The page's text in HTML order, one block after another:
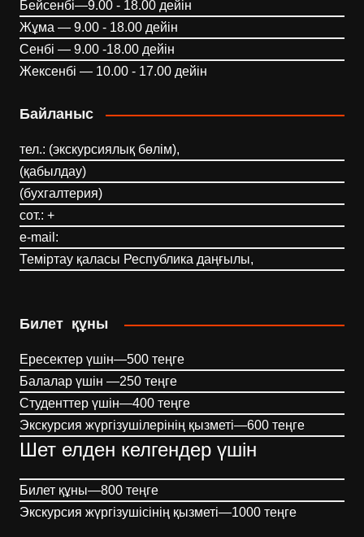
Бейсенбі—9.00 - 18.00 дейін
Жұма — 9.00 - 18.00 дейін
Сенбі — 9.00 -18.00 дейін
Жексенбі — 10.00 - 17.00 дейін
Байланыс
тел.: (экскурсиялық бөлім),
(қабылдау)
(бухгалтерия)
сот.: +
e-mail:
Теміртау қаласы Республика даңғылы,
Билет құны
Ересектер үшін—500 теңге
Балалар үшін —250 теңге
Студенттер үшін—400 теңге
Экскурсия жүргізушілерінің қызметі—600 теңге
Шет елден келгендер үшін
Билет құны—800 теңге
Экскурсия жүргізушісінің қызметі—1000 теңге